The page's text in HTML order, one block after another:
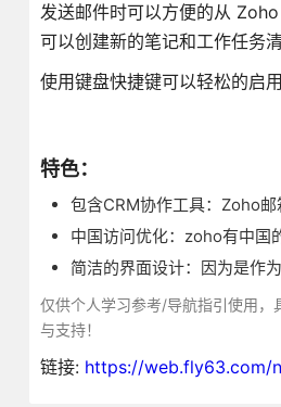
发送邮件时可以方便的从
可以创建新的笔记和工作任务清
使用键盘快捷键可以轻松的启
特色：
包含CRM协作工具：Zoho邮
中国访问优化：zoho有中国
简洁的界面设计：因为是作
仅供个人学习参考/导航指引使用，
与支持！
链接: https://web.fly63.com/